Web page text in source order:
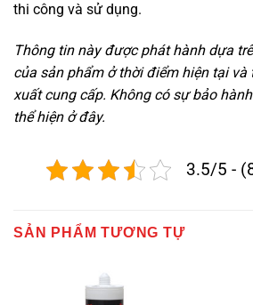
thi công và sử dụng.
Thông tin này được phát hành dựa
của sản phẩm ở thời điểm hiện tại và
xuất cung cấp. Không có sự bảo
thể hiện ở đây.
3.5/5 -
SẢN PHẨM TƯƠNG TỰ